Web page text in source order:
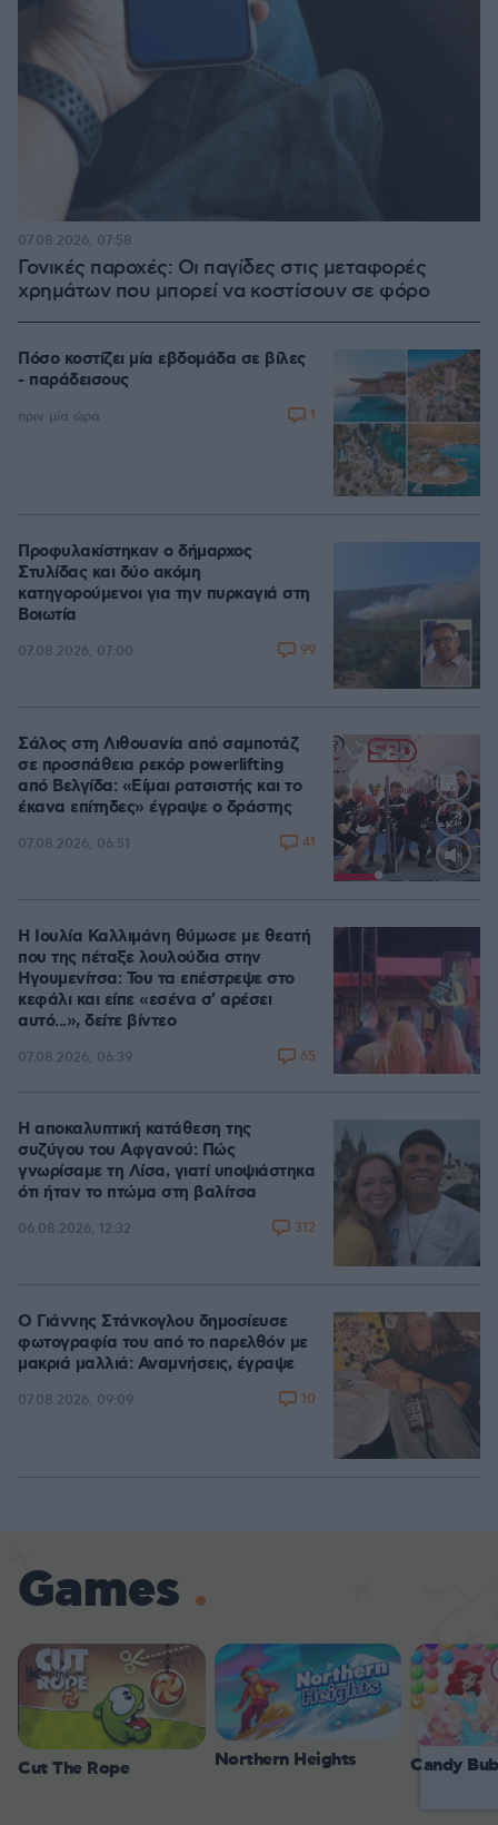
Γονικές παροχές: Οι παγίδες στις μεταφορές
χρημάτων που μπορεί να κοστίσουν σε φόρο
07.08.2026, 07:58
Πόσο κοστίζει μία εβδομάδα σε βίλες
- παράδεισους
πριν μία ώρα 1
Προφυλακίστηκαν ο δήμαρχος
Στυλίδας και δύο ακόμη
κατηγορούμενοι για την πυρκαγιά στη
Βοιωτία
07.08.2026, 07:00 99
Loaded
Σάλος στη Λιθουανία από σαμποτάζ
σε προσπάθεια ρεκόρ powerlifting
από Βελγίδα: «Είμαι ρατσιστής και το
έκανα επίτηδες» έγραψε ο δράστης
07.08.2026, 06:51 41
Η Ιουλία Καλλιμάνη θύμωσε με θεατή
που της πέταξε λουλούδια στην
Ηγουμενίτσα: Του τα επέστρεψε στο
κεφάλι και είπε «εσένα σ' αρέσει
αυτό...», δείτε βίντεο
07.08.2026, 06:39 65
Η αποκαλυπτική κατάθεση της
συζύγου του Αφγανού: Πώς
γνωρίσαμε τη Λίσα, γιατί υποψιάστηκα
ότι ήταν το πτώμα στη βαλίτσα
06.08.2026, 12:32 312
Ο Γιάννης Στάνκογλου δημοσίευσε
φωτογραφία του από το παρελθόν με
μακριά μαλλιά: Αναμνήσεις, έγραψε
07.08.2026, 09:09 10
Games
Cut The Rope Northern Heights Candy